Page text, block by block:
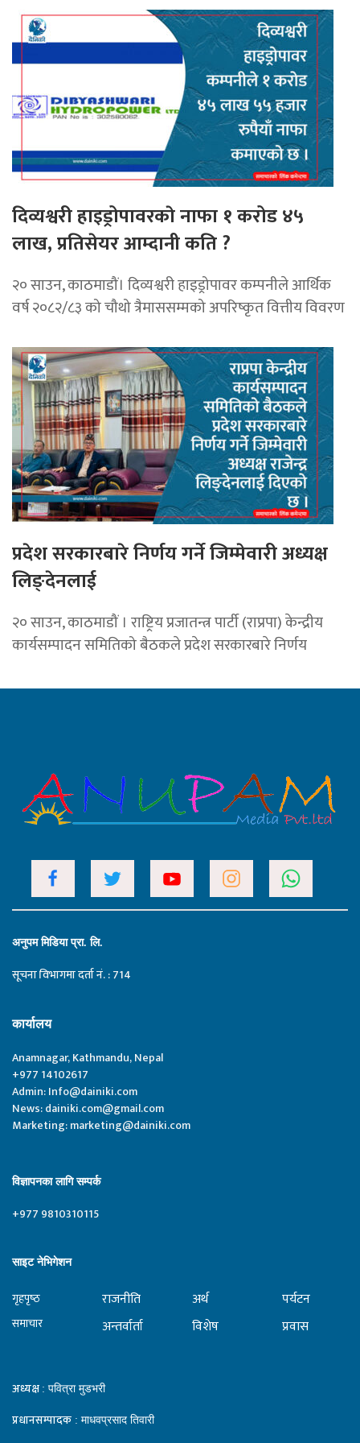
दिव्यश्वरी हाइड्रोपावरकाे नाफा १ करोड ४५
लाख, प्रतिसेयर आम्दानी कति ?
२० साउन, काठमाडौं। दिव्यश्वरी हाइड्रोपावर कम्पनीले आर्थिक
वर्ष २०८२/८३ को चौथो त्रैमाससम्मको अपरिष्कृत वित्तीय विवरण
प्रदेश सरकारबारे निर्णय गर्ने जिम्मेवारी अध्यक्ष
लिङ्देनलाई
२० साउन, काठमाडौं । राष्ट्रिय प्रजातन्त्र पार्टी (राप्रपा) केन्द्रीय
कार्यसम्पादन समितिको बैठकले प्रदेश सरकारबारे निर्णय
अनुपम मिडिया प्रा. लि.
सूचना विभागमा दर्ता नं. : 714
कार्यालय
Anamnagar, Kathmandu, Nepal
+977 14102617
Admin:Info@dainiki.com
News:dainiki.com@gmail.com
Marketing:marketing@dainiki.com
विज्ञापनका लागि सम्पर्क
+977 9810310115
साइट नेभिगेशन
गृहपृष्‍ठ
समाचार
राजनीति
अन्तर्वार्ता
अर्थ
विशेष
पर्यटन
प्रवास
अध्यक्ष : पवित्रा मुडभरी
प्रधानसम्पादक : माधवप्रसाद तिवारी